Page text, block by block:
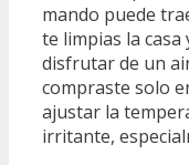
mando puede
te limpias la
disfrutar de un
compraste solo
ajustar la
irritante,